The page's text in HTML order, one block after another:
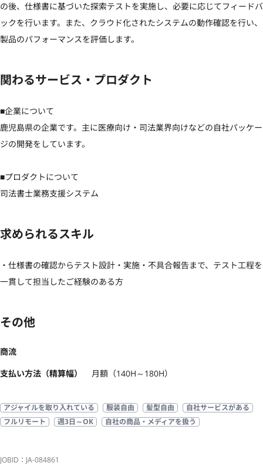
の後、仕様書に基づいた探索テストを実施し、必要に応じてフィードバ
ックを行います。また、クラウド化されたシステムの動作確認を行い、
製品のパフォーマンスを評価します。
関わるサービス・プロダクト
■企業について
鹿児島県の企業です。主に医療向け・司法業界向けなどの自社パッケー
ジの開発をしています。
■プロダクトについて
司法書士業務支援システム
求められるスキル
・仕様書の確認からテスト設計・実施・不具合報告まで、テスト工程を
一貫して担当したご経験のある方
その他
商流
支払い方法（精算幅）
月額（140H～180H）
アジャイルを取り入れている 服装自由 髪型自由
自社サービスがある
フルリモート
週3日～OK 自社の商品・メディアを扱う
JOBID：JA-084861